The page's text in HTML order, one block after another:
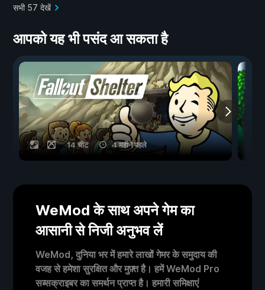
सभी 57 देखें
आपको यह भी पसंद आ सकता है
14 चीट 4 महीने पहले
WeMod के साथ अपने गेम का
आसानी से निजी अनुभव लें
WeMod, दुनिया भर में हमारे लाखों गेमर के समुदाय की
वजह से हमेशा सुरक्षित और मुफ़्त है। हमें WeMod Pro
सब्सक्राइबर का समर्थन प्राप्त है। हमारी समिक्षाएं